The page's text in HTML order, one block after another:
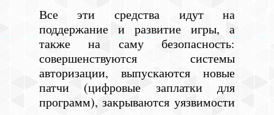
Все эти средства идут на
поддержание и развитие игры, а
также на саму безопасность:
совершенствуются системы
авторизации, выпускаются новые
патчи (цифровые заплатки для
программ), закрываются уязвимости